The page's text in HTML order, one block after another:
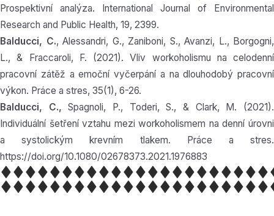
Prospektivní analýza. International Journal of Environmental
Research and Public Health, 19, 2399.
Balducci, C., Alessandri, G., Zaniboni, S., Avanzi, L., Borgogni,
L., & Fraccaroli, F. (2021). Vliv workoholismu na celodenní
pracovní zátěž a emoční vyčerpání a na dlouhodobý pracovní
výkon. Práce a stres, 35(1), 6-26.
Balducci, C., Spagnoli, P., Toderi, S., & Clark, M. (2021).
Individuální šetření vztahu mezi workoholismem na denní úrovni
a systolickým krevním tlakem. Práce a stres.
https://doi.org/10.1080/02678373.2021.1976883